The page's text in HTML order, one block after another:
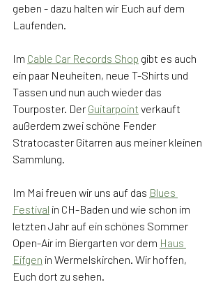
geben - dazu halten wir Euch auf dem
Laufenden.
Im Cable Car Records Shop gibt es auch
ein paar Neuheiten, neue T-Shirts und
Tassen und nun auch wieder das
Tourposter. Der Guitarpoint verkauft
außerdem zwei schöne Fender
Stratocaster Gitarren aus meiner kleinen
Sammlung.
Im Mai freuen wir uns auf das Blues
Festival in CH-Baden und wie schon im
letzten Jahr auf ein schönes Sommer
Open-Air im Biergarten vor dem Haus
Eifgen in Wermelskirchen. Wir hoffen,
Euch dort zu sehen.